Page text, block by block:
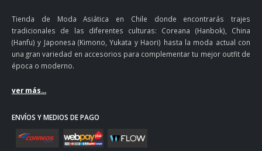
Tienda de Moda Asiática en Chile donde encontrarás trajes
tradicionales de las diferentes culturas: Coreana (Hanbok), China
(Hanfu) y Japonesa (Kimono, Yukata y Haori) hasta la moda actual con
una gran variedad en accesorios para complementar tu mejor outfit de
época o moderno.
ver más...
ENVÍOS Y MEDIOS DE PAGO